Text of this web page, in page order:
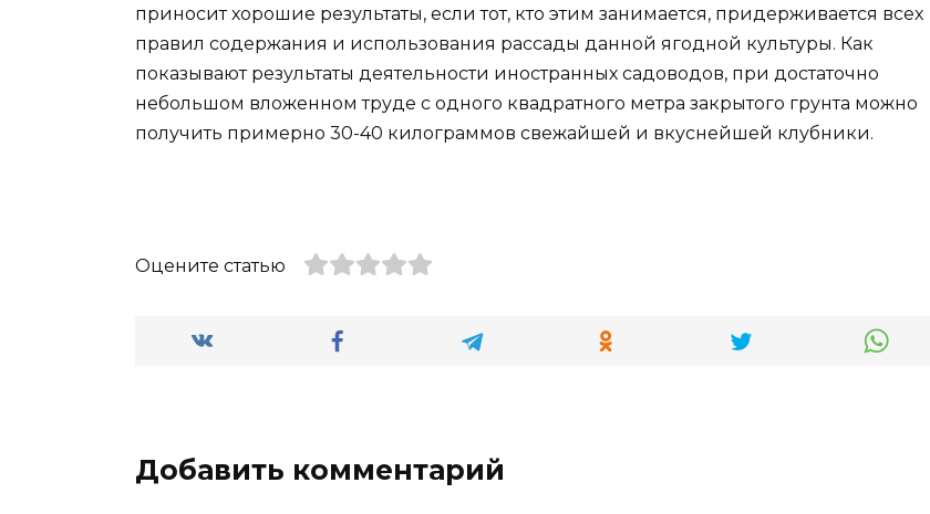
приносит хорошие результаты, если тот, кто этим занимается, придерживается всех
правил содержания и использования рассады данной ягодной культуры. Как
показывают результаты деятельности иностранных садоводов, при достаточно
небольшом вложенном труде с одного квадратного метра закрытого грунта можно
получить примерно 30-40 килограммов свежайшей и вкуснейшей клубники.
Оцените статью
Добавить комментарий